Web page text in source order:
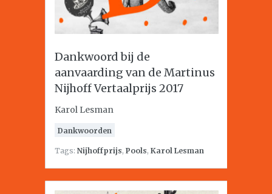
Dankwoord bij de
aanvaarding van de Martinus
Nijhoff Vertaalprijs 2017
Karol Lesman
Dankwoorden
Tags: Nijhoffprijs, Pools, Karol Lesman